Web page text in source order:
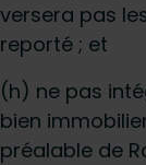
versera pas
reporté ; et
(h) ne pas
bien
préalable de